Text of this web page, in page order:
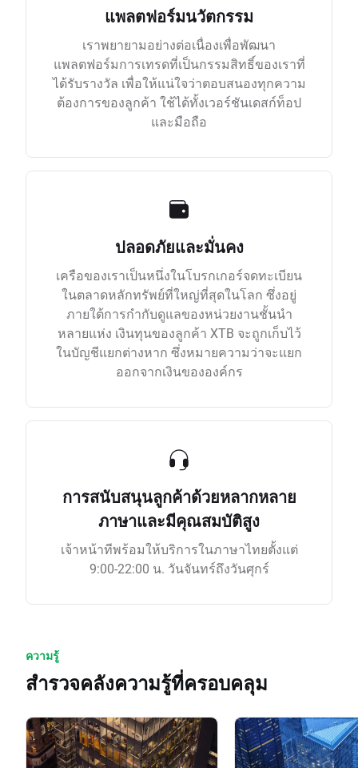
แพลตฟอร์มนวัตกรรม
เราพยายามอย่างต่อเนื่องเพื่อพัฒนา
แพลตฟอร์มการเทรดที่เป็นกรรมสิทธิ์ของเราที่
ได้รับรางวัล เพื่อให้แน่ใจว่าตอบสนองทุกความ
ต้องการของลูกค้า ใช้ได้ทั้งเวอร์ชันเดสก์ท็อป
และมือถือ
ปลอดภัยและมั่นคง
เครือของเราเป็นหนึ่งในโบรกเกอร์จดทะเบียน
ในตลาดหลักทรัพย์ที่ใหญ่ที่สุดในโลก ซึ่งอยู่
ภายใต้การกำกับดูแลของหน่วยงานชั้นนำ
หลายแห่ง เงินทุนของลูกค้า XTB จะถูกเก็บไว้
ในบัญชีแยกต่างหาก ซึ่งหมายความว่าจะแยก
ออกจากเงินขององค์กร
การสนับสนุนลูกค้าด้วยหลากหลาย
ภาษาและมีคุณสมบัติสูง
เจ้าหน้าทีพร้อมให้บริการในภาษาไทยตั้งแต่
9:00-22:00 น. วันจันทร์ถึงวันศุกร์
ความรู้
สำรวจคลังความรู้ที่ครอบคลุม